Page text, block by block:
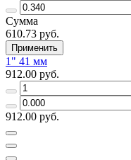
Сумма
610.73 руб.
Применить
1" 41 мм
912.00 руб.
912.00 руб.